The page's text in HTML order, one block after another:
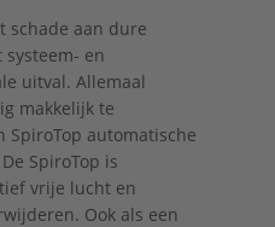
schade aan dure
en
uitval. Allemaal
makkelijk te
SpiroTop automatische
SpiroTop is
vrije lucht en
Ook als een